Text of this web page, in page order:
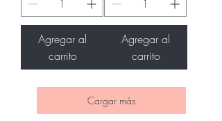
Agregar al
carrito
Agregar al
carrito
Cargar más